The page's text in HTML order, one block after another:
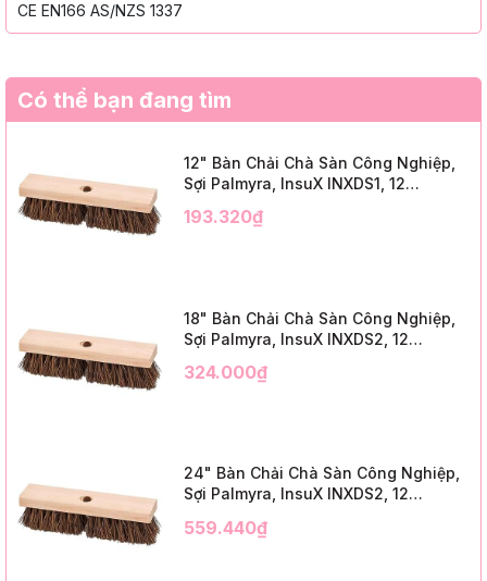
CE EN166 AS/NZS 1337
Có thể bạn đang tìm
12" Bàn Chải Chà Sàn Công Nghiệp,
Sợi Palmyra, InsuX INXDS1, 12
Trim)
193.320₫
18" Bàn Chải Chà Sàn Công Nghiệp,
Sợi Palmyra, InsuX INXDS2, 12
Trim)
324.000₫
24" Bàn Chải Chà Sàn Công Nghiệp,
Sợi Palmyra, InsuX INXDS2, 12
3" Trim)
559.440₫